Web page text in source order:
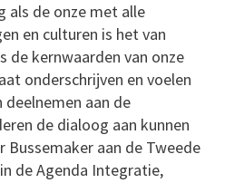
als de onze met alle
en culturen is het van
de kernwaarden van onze
onderschrijven en voelen
aan de
de dialoog aan kunnen
Bussemaker aan de Tweede
de Agenda Integratie,